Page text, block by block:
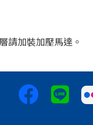
請加裝加壓馬達。